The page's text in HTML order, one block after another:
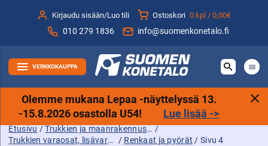
sisältöön
Kirjaudu sisään/Luo tili Ostoskori 0 kpl /0,00€
010 279 1836 info@suomenkonetalo.fi
VERKKOKAUPPA
Olemme mukana Lepaa -näyttelyssä 13.
-15.8.2026 osastolla U54! Lue lisää ->
Etusivu / Trukkien ja maanrakennuskoneiden tarvikkeet sekä varaosat ja lisävarusteet /
Trukkien varaosat, lisävarusteet ja tarvikkeet / Renkaat ja pyörät / Sivu 4